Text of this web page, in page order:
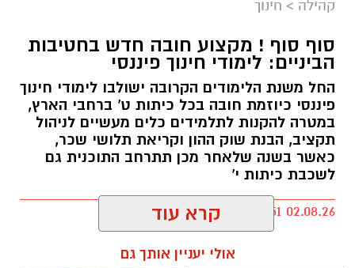
קהילה > חינוך
סוף סוף ! מקצוע חובה חדש בחטיבות
הביניים: לימודי חינוך פיננסי
החל משנת הלימודים הקרובה ישולבו לימודי חינוך
פיננסי כיוזמת חובה בכל כיתות ט' ברחבי הארץ,
במטרה להקנות לתלמידים כלים מעשיים לניהול
תקציב, הבנת שוק ההון וקריאת תלושי שכר,
כאשר בשנה שלאחר מכן תתרחב התוכנית גם
לשכבת כיתות י'
kolness1@gmail.com / 18:51 02.08.26
קרא עוד
אולי יעניין אותך גם